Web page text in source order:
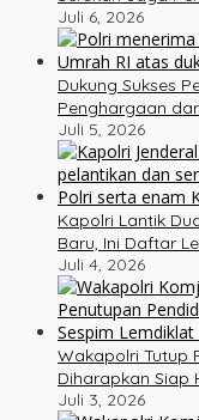
Juli 6, 2026
Dukung Sukses
Penghargaan
Juli 5, 2026
Kapolri Lantik
Baru, Ini Daftar
Juli 4, 2026
Wakapolri Tutup
Diharapkan Siap
Juli 3, 2026